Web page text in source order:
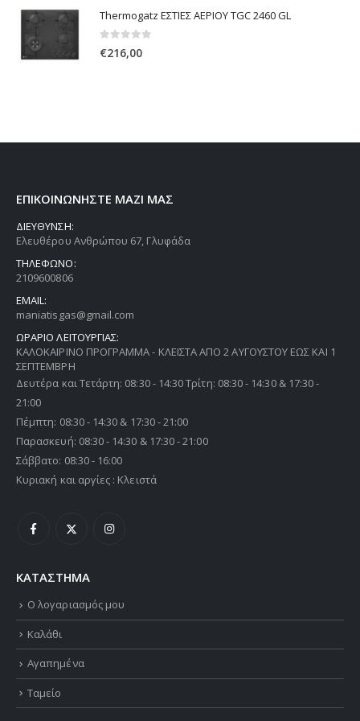
Thermogatz ΕΣΤΙΕΣ ΑΕΡΙΟΥ TGC 2460 GL
€216,00
ΕΠΙΚΟΙΝΩΝΗΣΤΕ ΜΑΖΙ ΜΑΣ
ΔΙΕΥΘΥΝΣΗ:
Ελευθέρου Ανθρώπου 67, Γλυφάδα
ΤΗΛΕΦΩΝΟ:
2109600806
EMAIL:
maniatisgas@gmail.com
ΩΡΑΡΙΟ ΛΕΙΤΟΥΡΓΙΑΣ:
ΚΑΛΟΚΑΙΡΙΝΟ ΠΡΟΓΡΑΜΜΑ - ΚΛΕΙΣΤΑ ΑΠΟ 2 ΑΥΓΟΥΣΤΟΥ ΕΩΣ ΚΑΙ 1
ΣΕΠΤΕΜΒΡΗ
Δευτέρα και Τετάρτη: 08:30 - 14:30 Τρίτη: 08:30 - 14:30 & 17:30 -
21:00
Πέμπτη: 08:30 - 14:30 & 17:30 - 21:00
Παρασκευή: 08:30 - 14:30 & 17:30 - 21:00
Σάββατο: 08:30 - 16:00
Κυριακή και αργίες : Κλειστά
ΚΑΤΑΣΤΗΜΑ
Ο λογαριασμός μου
Καλάθι
Αγαπημένα
Ταμείο